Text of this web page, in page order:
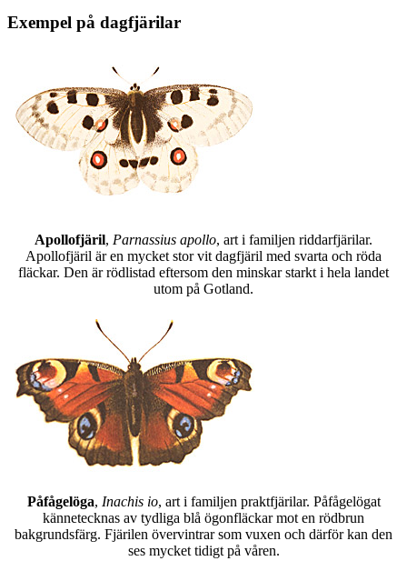
Exempel på dagfjärilar
Apollofjäril, Parnassius apollo, art i familjen riddarfjärilar.
Apollofjäril är en mycket stor vit dagfjäril med svarta och röda
fläckar. Den är rödlistad eftersom den minskar starkt i hela landet
utom på Gotland.
Påfågelöga, Inachis io, art i familjen praktfjärilar. Påfågelögat
kännetecknas av tydliga blå ögonfläckar mot en rödbrun
bakgrundsfärg. Fjärilen övervintrar som vuxen och därför kan den
ses mycket tidigt på våren.